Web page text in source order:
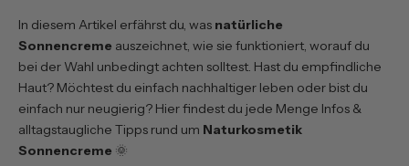
In diesem Artikel erfährst du, was natürliche
Sonnencreme auszeichnet, wie sie funktioniert, worauf du
bei der Wahl unbedingt achten solltest. Hast du empfindliche
Haut? Möchtest du einfach nachhaltiger leben oder bist du
einfach nur neugierig? Hier findest du jede Menge Infos &
alltagstaugliche Tipps rund um Naturkosmetik
Sonnencreme 🌞